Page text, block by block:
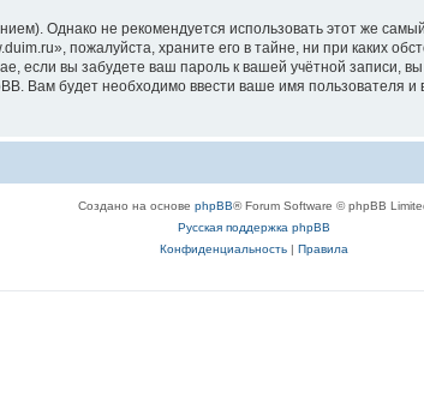
Однако не рекомендуется использовать этот же
пожалуйста, храните его в тайне, ни при каких
если вы забудете ваш пароль к вашей учётной записи,
Вам будет необходимо ввести ваше имя пользователя
Создано на основе phpBB® Forum Software © phpBB
Русская поддержка phpBB
Конфиденциальность| Правила